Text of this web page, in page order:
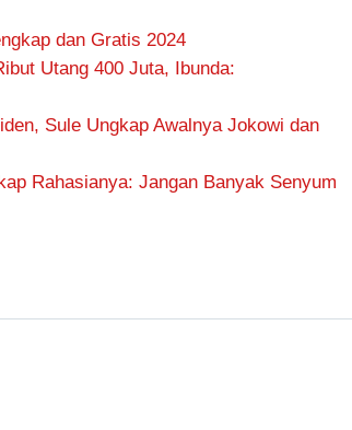
dan Gratis 2024
Utang 400 Juta, Ibunda:
Sule Ungkap Awalnya Jokowi dan
Rahasianya: Jangan Banyak Senyum